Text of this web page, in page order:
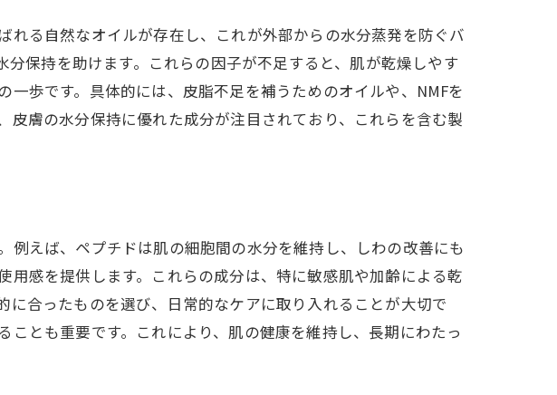
しい知識とケア法
る自然なオイルが存在し、これが外部からの水分蒸発を防ぐバ
保持を助けます。これらの因子が不足すると、肌が乾燥しやす
歩です。具体的には、皮脂不足を補うためのオイルや、NMFを
膚の水分保持に優れた成分が注目されており、これらを含む製
えば、ペプチドは肌の細胞間の水分を維持し、しわの改善にも
感を提供します。これらの成分は、特に敏感肌や加齢による乾
合ったものを選び、日常的なケアに取り入れることが大切で
とも重要です。これにより、肌の健康を維持し、長期にわたっ